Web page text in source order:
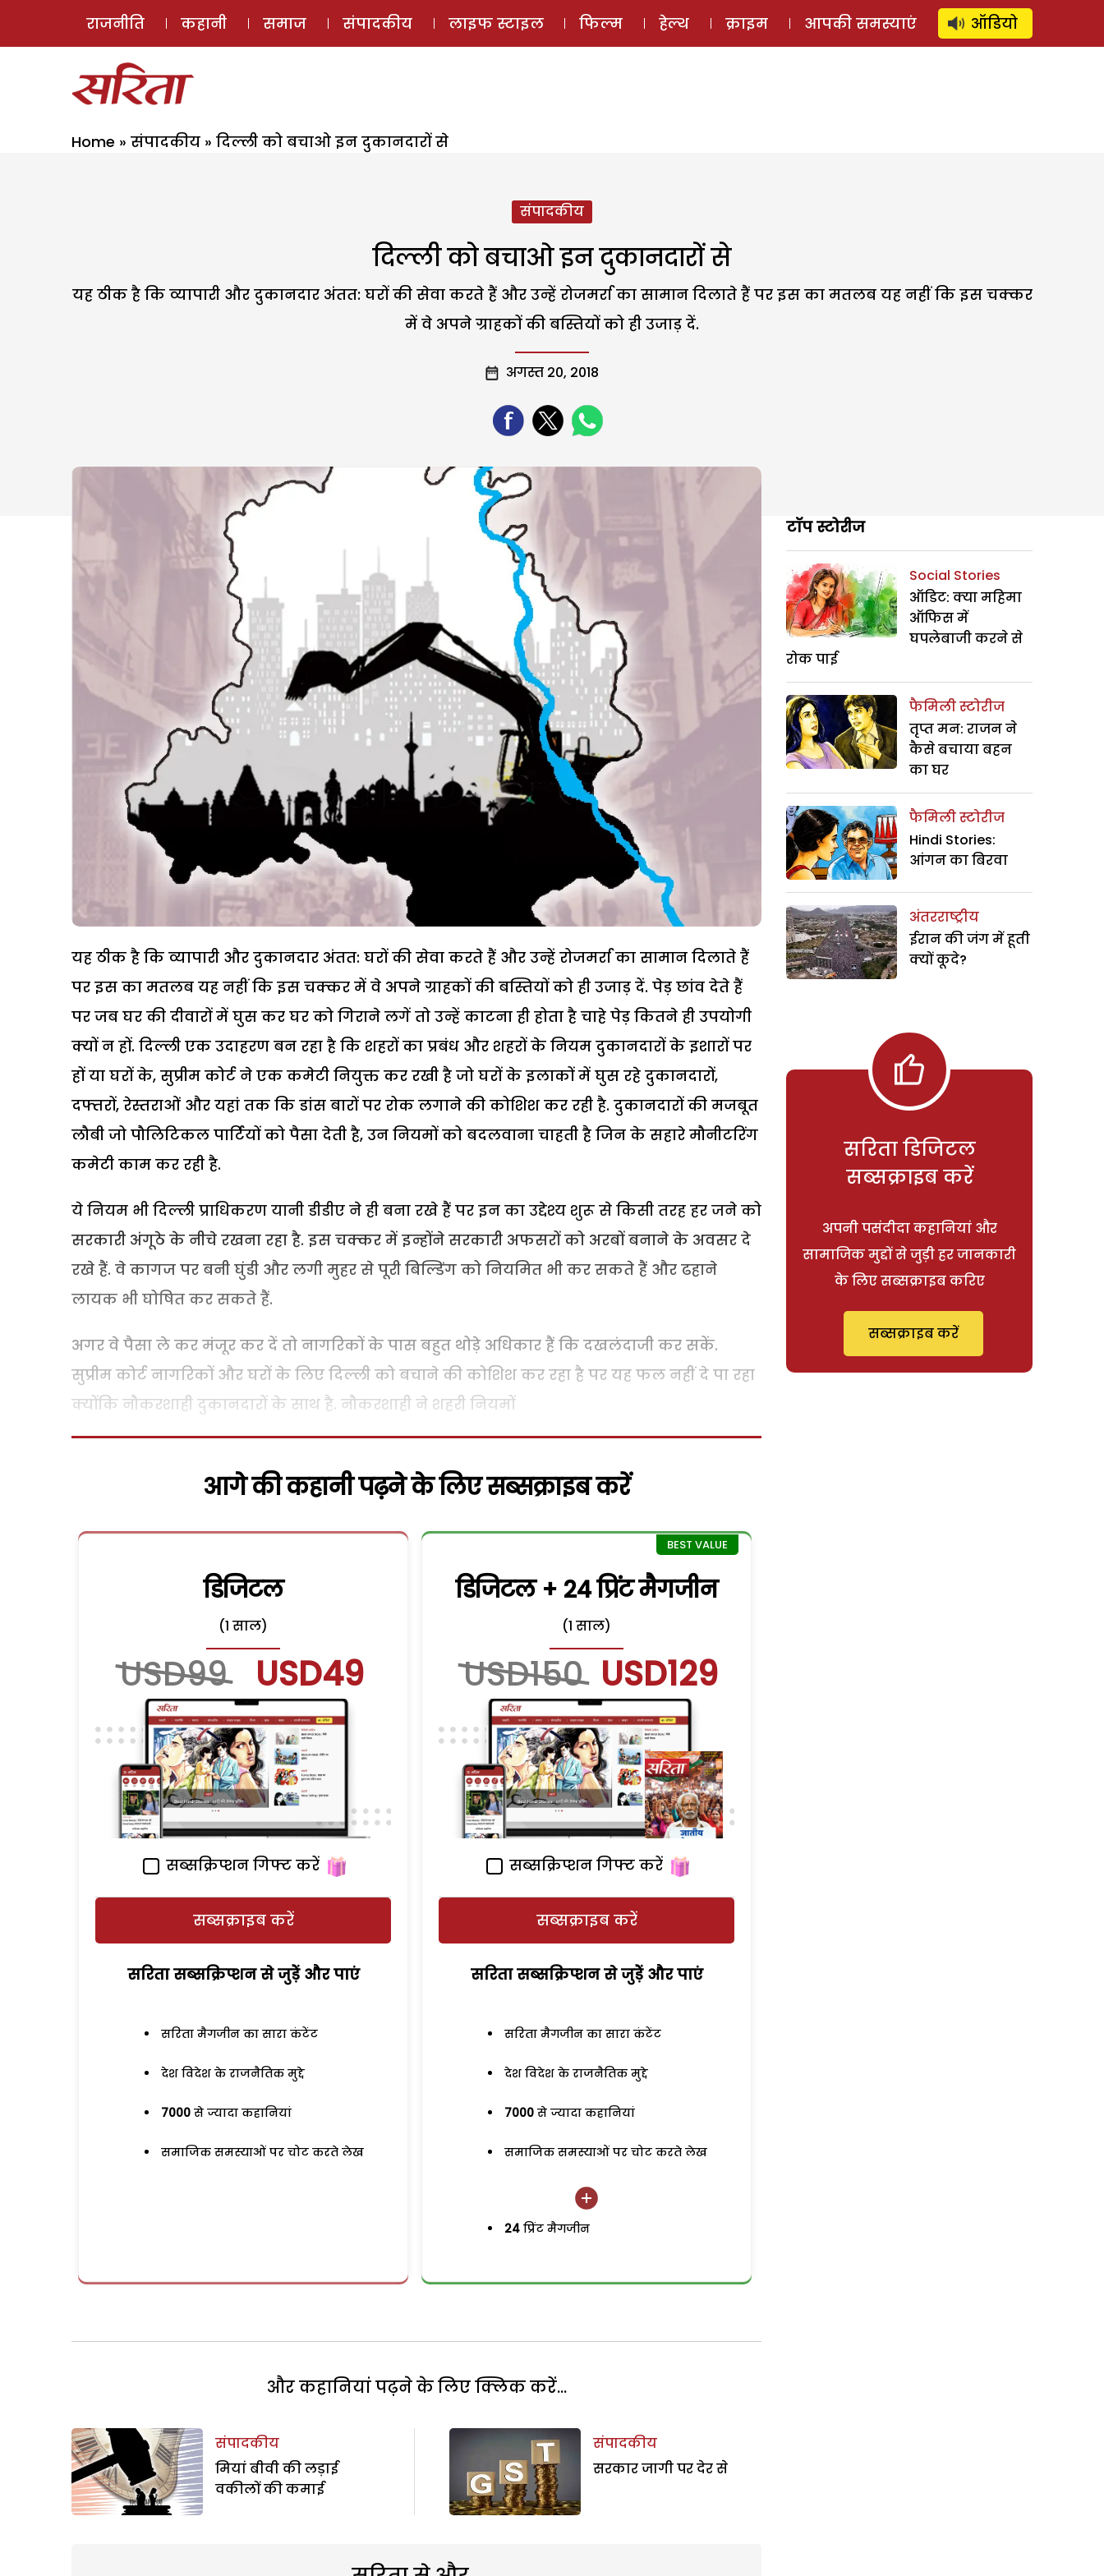
ई-मैगज़ीन ऑडियो स्टोरी लॉग इन ⚲ SUBSCRIBE
राजनीति कहानी समाज संपादकीय लाइफ स्टाइल फिल्म हेल्थ क्राइम आपकी समस्याएं ऑडियो
Home » संपादकीय » दिल्ली को बचाओ इन दुकानदारों से
संपादकीय
दिल्ली को बचाओ इन दुकानदारों से
यह ठीक है कि व्यापारी और दुकानदार अंतत: घरों की सेवा करते हैं और उन्हें रोजमर्रा का सामान दिलाते हैं पर इस का मतलब यह नहीं कि इस चक्कर
में वे अपने ग्राहकों की बस्तियों को ही उजाड़ दें.
अगस्त 20, 2018
यह ठीक है कि व्यापारी और दुकानदार अंतत: घरों की सेवा करते हैं और उन्हें रोजमर्रा का सामान दिलाते हैं
पर इस का मतलब यह नहीं कि इस चक्कर में वे अपने ग्राहकों की बस्तियों को ही उजाड़ दें. पेड़ छांव देते हैं
पर जब घर की दीवारों में घुस कर घर को गिराने लगें तो उन्हें काटना ही होता है चाहे पेड़ कितने ही उपयोगी
क्यों न हों. दिल्ली एक उदाहरण बन रहा है कि शहरों का प्रबंध और शहरों के नियम दुकानदारों के इशारों पर
हों या घरों के, सुप्रीम कोर्ट ने एक कमेटी नियुक्त कर रखी है जो घरों के इलाकों में घुस रहे दुकानदारों,
दफ्तरों, रेस्तराओं और यहां तक कि डांस बारों पर रोक लगाने की कोशिश कर रही है. दुकानदारों की मजबूत
लौबी जो पौलिटिकल पार्टियों को पैसा देती है, उन नियमों को बदलवाना चाहती है जिन के सहारे मौनीटरिंग
कमेटी काम कर रही है.
ये नियम भी दिल्ली प्राधिकरण यानी डीडीए ने ही बना रखे हैं पर इन का उद्देश्य शुरू से किसी तरह हर जने को
सरकारी अंगूठे के नीचे रखना रहा है. इस चक्कर में इन्होंने सरकारी अफसरों को अरबों बनाने के अवसर दे
रखे हैं. वे कागज पर बनी घुंडी और लगी मुहर से पूरी बिल्डिंग को नियमित भी कर सकते हैं और ढहाने
लायक भी घोषित कर सकते हैं.
अगर वे पैसा ले कर मंजूर कर दें तो नागरिकों के पास बहुत थोड़े अधिकार हैं कि दखलंदाजी कर सकें.
सुप्रीम कोर्ट नागरिकों और घरों के लिए दिल्ली को बचाने की कोशिश कर रहा है पर यह फल नहीं दे पा रहा
क्योंकि नौकरशाही दुकानदारों के साथ है. नौकरशाही ने शहरी नियमों
आगे की कहानी पढ़ने के लिए सब्सक्राइब करें
डिजिटल
(1 साल)
USD99 USD49
सब्सक्रिप्शन गिफ्ट करें
सब्सक्राइब करें
सरिता सब्सक्रिप्शन से जुड़ेें और पाएं
सरिता मैगजीन का सारा कंटेंट
देश विदेश के राजनैतिक मुद्दे
7000 से ज्यादा कहानियां
समाजिक समस्याओं पर चोट करते लेख
डिजिटल + 24 प्रिंट मैगजीन
(1 साल)
USD150 USD129
सब्सक्रिप्शन गिफ्ट करें
सब्सक्राइब करें
सरिता सब्सक्रिप्शन से जुड़ेें और पाएं
सरिता मैगजीन का सारा कंटेंट
देश विदेश के राजनैतिक मुद्दे
7000 से ज्यादा कहानियां
समाजिक समस्याओं पर चोट करते लेख
24 प्रिंट मैगजीन
और कहानियां पढ़ने के लिए क्लिक करें...
संपादकीय
मियां बीवी की लड़ाई
वकीलों की कमाई
संपादकीय
सरकार जागी पर देर से
टॉप स्टोरीज
Social Stories
ऑडिट: क्या महिमा
ऑफिस में
घपलेबाजी करने से
रोक पाई
फैमिली स्टोरीज
तृप्त मन: राजन ने
कैसे बचाया बहन
का घर
फैमिली स्टोरीज
Hindi Stories:
आंगन का बिरवा
अंतरराष्ट्रीय
ईरान की जंग में हूती
क्यों कूदे?
सरिता डिजिटल
सब्सक्राइब करें
अपनी पसंदीदा कहानियां और
सामाजिक मुद्दों से जुड़ी हर जानकारी
के लिए सब्सक्राइब करिए
सब्सक्राइब करें